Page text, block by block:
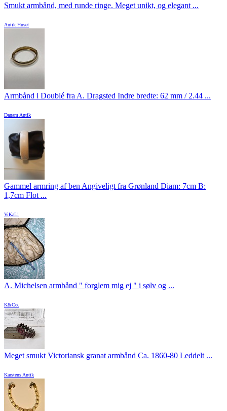
Smukt armbånd, med runde ringe. Meget unikt, og elegant ...
Antik Huset
Armbånd i Doublé fra A. Dragsted Indre bredte: 62 mm / 2.44 ...
Danam Antik
Gammel armring af ben Angiveligt fra Grønland Diam: 7cm B:
1,7cm Flot ...
ViKaLi
A. Michelsen armbånd " forglem mig ej " i sølv og ...
K&Co.
Meget smukt Victoriansk granat armbånd Ca. 1860-80 Leddelt ...
Karstens Antik